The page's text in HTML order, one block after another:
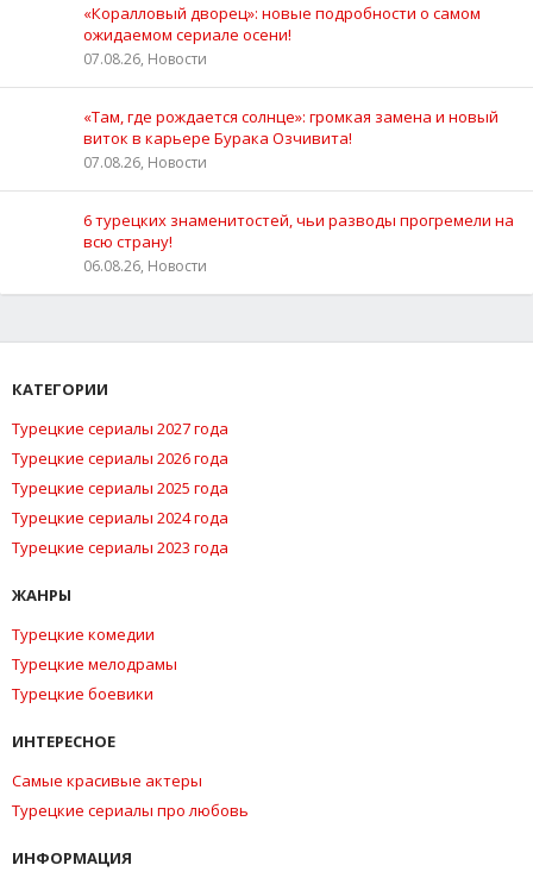
«Коралловый дворец»: новые подробности о самом
ожидаемом сериале осени!
07.08.26, Новости
«Там, где рождается солнце»: громкая замена и новый
виток в карьере Бурака Озчивита!
07.08.26, Новости
6 турецких знаменитостей, чьи разводы прогремели на
всю страну!
06.08.26, Новости
КАТЕГОРИИ
Турецкие сериалы 2027 года
Турецкие сериалы 2026 года
Турецкие сериалы 2025 года
Турецкие сериалы 2024 года
Турецкие сериалы 2023 года
ЖАНРЫ
Турецкие комедии
Турецкие мелодрамы
Турецкие боевики
ИНТЕРЕСНОЕ
Самые красивые актеры
Турецкие сериалы про любовь
ИНФОРМАЦИЯ